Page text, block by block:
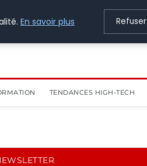
TENDANCES HIGH-TECH
En savoir plus Refuser